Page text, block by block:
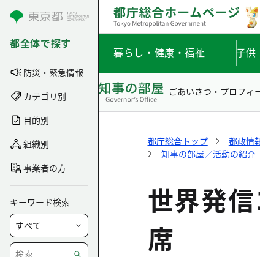
コンテンツにスキップ
都全体で探す
防災・緊急情報
カテゴリ別
目的別
組織別
事業者の方
キーワード検索
暮らし・健康・福祉 子供
ごあいさつ・プロフィ
都庁総合トップ 都政情
知事の部屋／活動の紹介
世界発
席